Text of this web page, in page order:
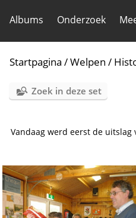
Albums Onderzoek
Startpagina /Welpen /
Zoek in deze set
Vandaag werd eerst de